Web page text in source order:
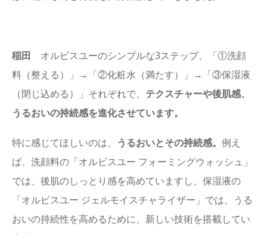
稲田 オルビスユーのシンプルな3ステップ、「①洗顔
料（整える）」→「②化粧水（満たす）」→「③保湿液
（閉じ込める）」それぞれで、 テクスチャーや後肌感、
うるおいの持続感を進化させています。
特に感じてほしいのは、 うるおいとその持続感。 例え
ば、洗顔料の「オルビスユー フォーミングウォッシュ」
では、後肌のしっとり感を高めていますし、保湿液の
「オルビスユー ジェルモイスチャライザー」では、うる
おいの持続性を高めるために、新しい技術を搭載してい